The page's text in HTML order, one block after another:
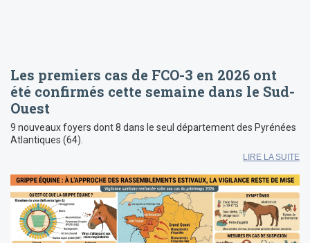
Les premiers cas de FCO-3 en 2026 ont
été confirmés cette semaine dans le Sud-
Ouest
9 nouveaux foyers dont 8 dans le seul département des Pyrénées
Atlantiques (64).
LIRE LA SUITE